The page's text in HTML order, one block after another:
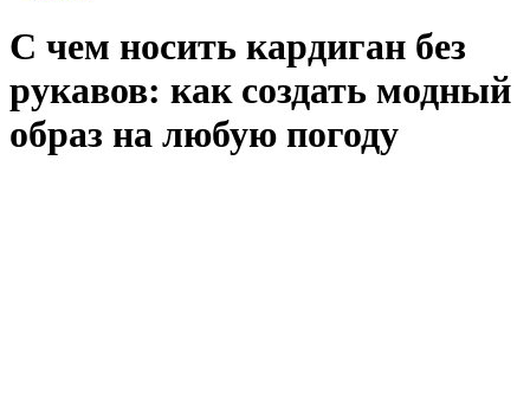
С чем носить кардиган без
рукавов: как создать модный
образ на любую погоду